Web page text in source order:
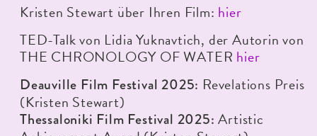
Kristen Stewart über Ihren Film: hier
TED-Talk von Lidia Yuknavtich, der Autorin von
THE CHRONOLOGY OF WATER hier
Deauville Film Festival 2025: Revelations Preis
(Kristen Stewart)
Thessaloniki Film Festival 2025: Artistic